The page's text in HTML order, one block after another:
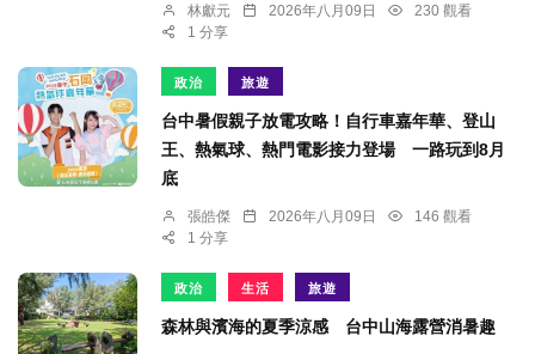
林獻元 2026年八月09日
230 觀看
1 分享
政治 旅遊
台中暑假親子放電攻略！自行車嘉年華、登山
王、熱氣球、熱門電影接力登場 一路玩到8月
底
張皓傑 2026年八月09日
146 觀看
1 分享
政治 生活 旅遊
森林與濱海的夏季涼感 台中山海露營消暑趣